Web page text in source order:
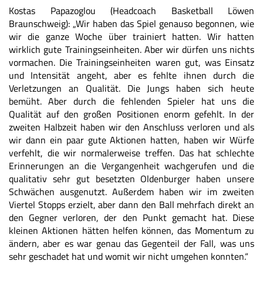
Kostas Papazoglou (Headcoach Basketball Löwen
Braunschweig): „Wir haben das Spiel genauso begonnen, wie
wir die ganze Woche über trainiert hatten. Wir hatten
wirklich gute Trainingseinheiten. Aber wir dürfen uns nichts
vormachen. Die Trainingseinheiten waren gut, was Einsatz
und Intensität angeht, aber es fehlte ihnen durch die
Verletzungen an Qualität. Die Jungs haben sich heute
bemüht. Aber durch die fehlenden Spieler hat uns die
Qualität auf den großen Positionen enorm gefehlt. In der
zweiten Halbzeit haben wir den Anschluss verloren und als
wir dann ein paar gute Aktionen hatten, haben wir Würfe
verfehlt, die wir normalerweise treffen. Das hat schlechte
Erinnerungen an die Vergangenheit wachgerufen und die
qualitativ sehr gut besetzten Oldenburger haben unsere
Schwächen ausgenutzt. Außerdem haben wir im zweiten
Viertel Stopps erzielt, aber dann den Ball mehrfach direkt an
den Gegner verloren, der den Punkt gemacht hat. Diese
kleinen Aktionen hätten helfen können, das Momentum zu
ändern, aber es war genau das Gegenteil der Fall, was uns
sehr geschadet hat und womit wir nicht umgehen konnten.“